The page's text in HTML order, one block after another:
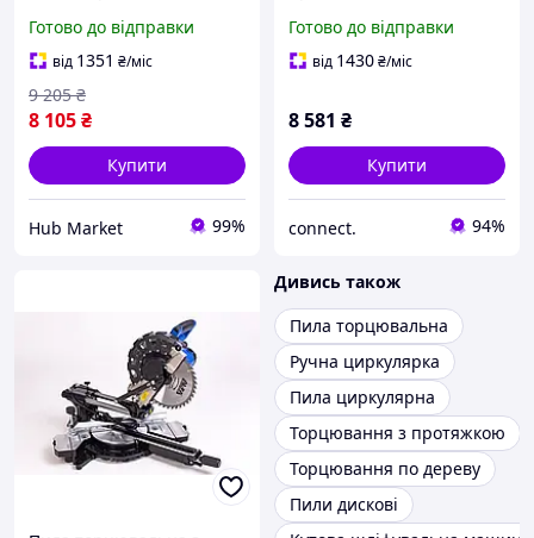
255 мм 2 швидкості HM
Готово до відправки
від 1351 ₴/міс
8 105₴
9 205 ₴
Купити
Hub Market 99%
Готово до відправки
від 1430₴/міс
8 581 ₴
Купити
connect. 94%
Дивись також
Пила торцювальна
Ручна циркулярка
Пила циркулярна
Торцювання з протяжкою
Торцювання по дереву
Пили дискові